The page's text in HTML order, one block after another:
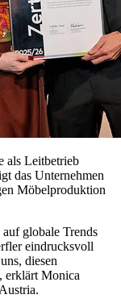
als Leitbetrieb
das Unternehmen
Möbelproduktion
globale Trends
eindrucksvoll
diesen
erklärt Monica